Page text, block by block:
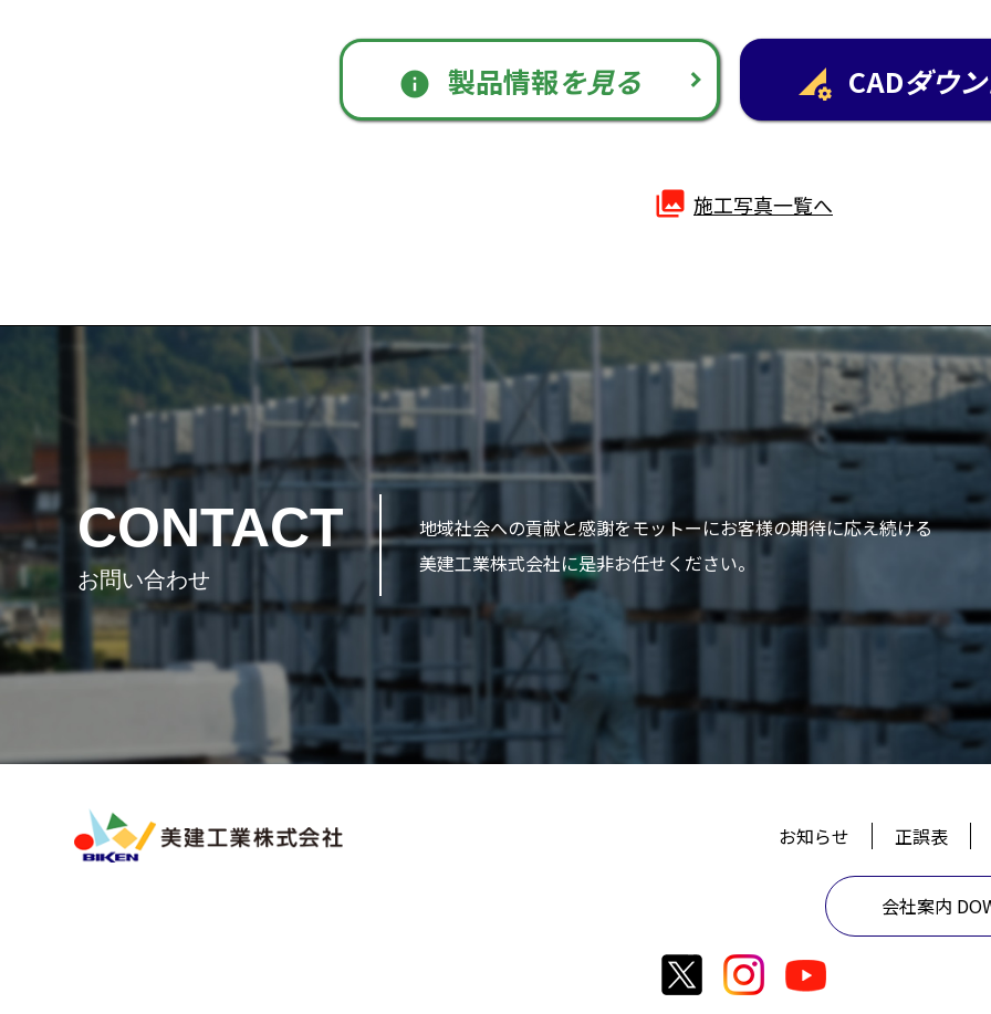
info 製品情報を見る perm_data_setting CADダウ
photo_library 施工写真一覧へ
CONTACT
地域社会への貢献と感謝をモットーにお客様の期待に応え続ける
美建工業株式会社に是非お任せください。
お知らせ 正誤表
会社案内